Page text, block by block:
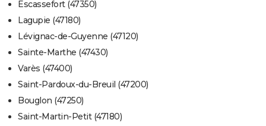
Escassefort (47350)
Lagupie (47180)
Lévignac-de-Guyenne (47120)
Sainte-Marthe (47430)
Varès (47400)
Saint-Pardoux-du-Breuil (47200)
Bouglon (47250)
Saint-Martin-Petit (47180)